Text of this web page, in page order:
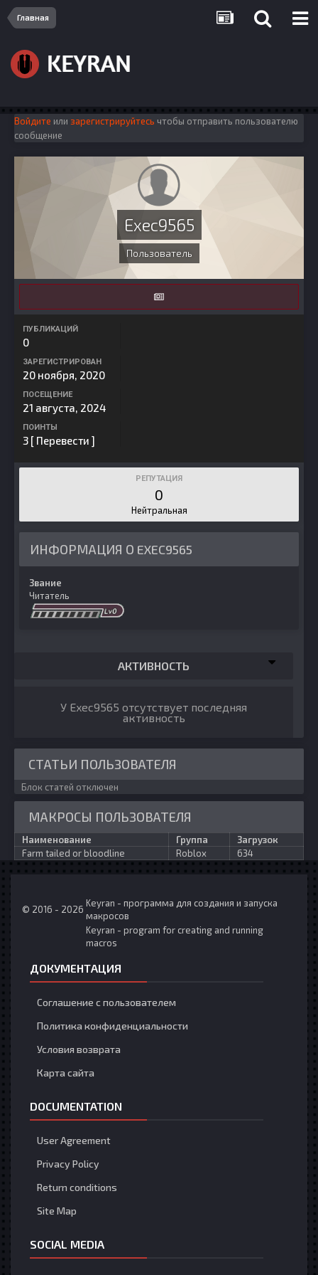
Главная
Войдите или зарегистрируйтесь чтобы отправить пользователю
сообщение
Exec9565
Пользователь
ПУБЛИКАЦИЙ
0
ЗАРЕГИСТРИРОВАН
20 ноября, 2020
ПОСЕЩЕНИЕ
21 августа, 2024
ПОИНТЫ
3 [ Перевести ]
РЕПУТАЦИЯ
0
Нейтральная
ИНФОРМАЦИЯ О EXEC9565
Звание
Читатель
АКТИВНОСТЬ
У Exec9565 отсутствует последняя
активность
СТАТЬИ ПОЛЬЗОВАТЕЛЯ
Блок статей отключен
МАКРОСЫ ПОЛЬЗОВАТЕЛЯ
Наименование Группа
Загрузок
Farm tailed or bloodline
Roblox 634
© 2016 - 2026
Keyran - программа для создания и запуска
макросов
Keyran - program for creating and running
macros
ДОКУМЕНТАЦИЯ
Соглашение с пользователем
Политика конфиденциальности
Условия возврата
Карта сайта
DOCUMENTATION
User Agreement
Privacy Policy
Return conditions
Site Map
SOCIAL MEDIA